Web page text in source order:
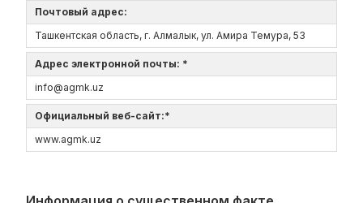
Почтовый адрес:
Ташкентская область, г. Алмалык, ул. Амира Темура, 53
Адрес электронной почты: *
info@agmk.uz
Официальный веб-сайт:*
www.agmk.uz